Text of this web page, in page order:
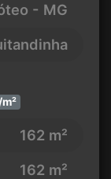
- MG
162 m²
162 m²